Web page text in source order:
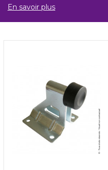
butée : petite mais
portail en douceur et lui
s'abîmer.
En savoir plus